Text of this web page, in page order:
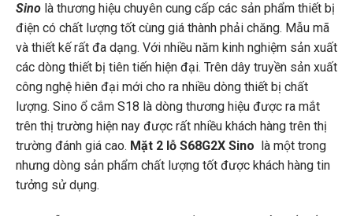
Sinolà thương hiệu chuyên cung cấp các sản phẩm thiết bị
điện có chất lượng tốt cùng giá thành phải chăng. Mẫu mã
và thiết kế rất đa dạng. Với nhiều năm kinh nghiệm sản xuất
các dòng thiết bị tiên tiến hiện đại. Trên dây truyền sản xuất
công nghệ hiên đại mới cho ra nhiều dòng thiết bị chất
lượng. Sino ổ cắm S18 là dòng thương hiệu được ra mắt
trên thị trường hiện nay được rất nhiều khách hàng trên thị
trường đánh giá cao. Mặt 2 lỗ S68G2X Sino là một trong
nhưng dòng sản phẩm chất lượng tốt được khách hàng tin
tưởng sử dụng.